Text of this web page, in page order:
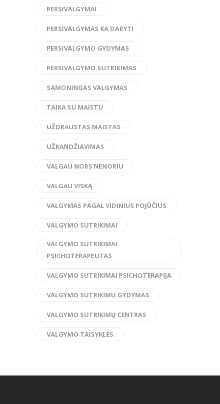
PERSIVALGYMAI
PERSIVALGYMAS KA DARYTI
PERSIVALGYMO GYDYMAS
PERSIVALGYMO SUTRIKIMAS
SĄMONINGAS VALGYMAS
TAIKA SU MAISTU
UŽDRAUSTAS MAISTAS
UŽKANDŽIAVIMAS
VALGAU NORS NENORIU
VALGAU VISKĄ
VALGYMAS PAGAL VIDINIUS POJŪČIUS
VALGYMO SUTRIKIMAI
VALGYMO SUTRIKIMAI
PSICHOTERAPEUTAS
VALGYMO SUTRIKIMAI PSICHOTERAPIJA
VALGYMO SUTRIKIMU GYDYMAS
VALGYMO SUTRIKIMŲ CENTRAS
VALGYMO TAISYKLĖS